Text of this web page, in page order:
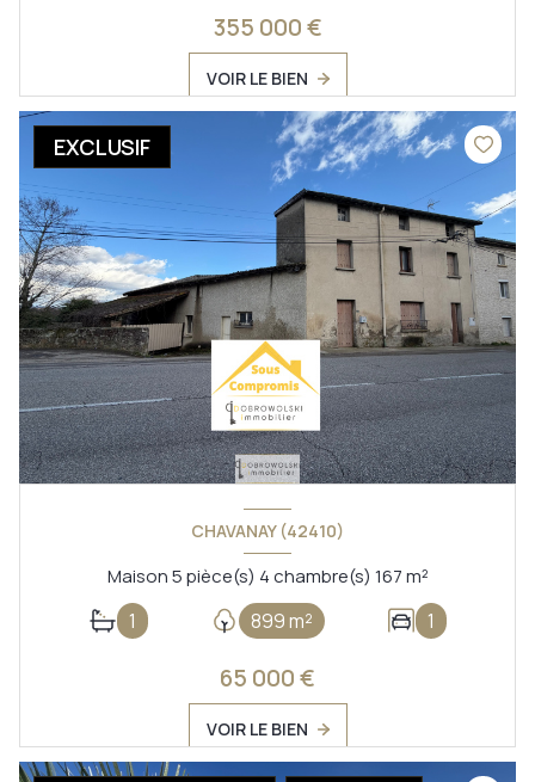
355 000 €
VOIR LE BIEN
EXCLUSIF
CHAVANAY (42410)
Maison 5 pièce(s) 4 chambre(s) 167 m²
1 899 m² 1
65 000 €
VOIR LE BIEN